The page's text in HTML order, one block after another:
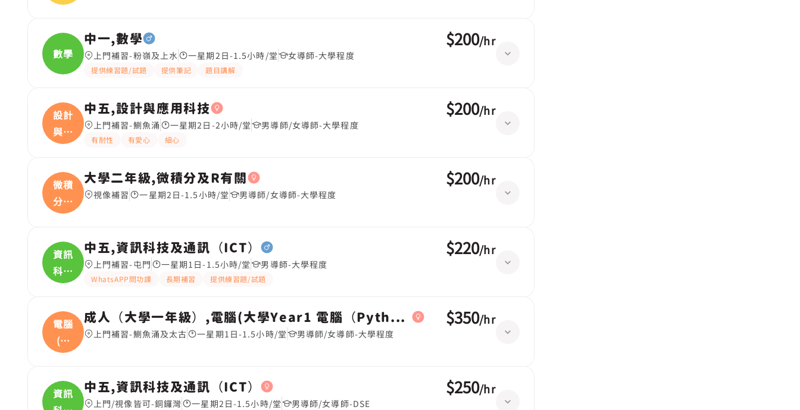
數學
中一,數學
上門補習-粉嶺及上水 一星期2日-1.5小時/堂 女導師-大學程度
提供練習題/試題 提供筆記 題目講解
$200/hr
設計
與應
用
中五,設計與應用科技
上門補習-鰂魚涌 一星期2日-2小時/堂 男導師/女導師-大學程度
有耐性 有愛心 細心
$200/hr
微積
分及
R
大學二年級,微積分及R有關
視像補習 一星期2日-1.5小時/堂 男導師/女導師-大學程度
$200/hr
資訊
科技
及
中五,資訊科技及通訊（ICT）
上門補習-屯門 一星期1日-1.5小時/堂 男導師-大學程度
WhatsAPP問功課 長期補習 提供練習題/試題
$220/hr
電腦
(大
學
成人（大學一年級）,電腦(大學Year1 電腦（Python）)
上門補習-鰂魚涌及太古 一星期1日-1.5小時/堂 男導師/女導師-大學程度
$350/hr
資訊
中五,資訊科技及通訊（ICT）
上門/視像皆可-銅鑼灣 一星期2日-1.5小時/堂 男導師/女導師-DSE
$250/hr